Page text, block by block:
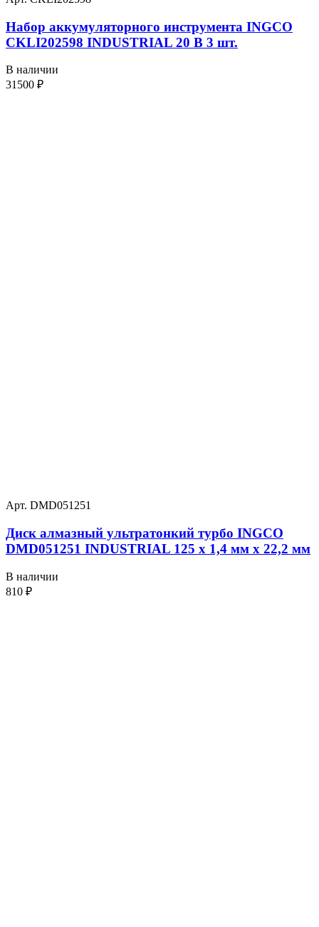
Набор аккумуляторного инструмента INGCO
CKLI202598 INDUSTRIAL 20 В 3 шт.
В наличии
31500 ₽
Арт. DMD051251
Диск алмазный ультратонкий турбо INGCO
DMD051251 INDUSTRIAL 125 х 1,4 мм x 22,2 мм
В наличии
810 ₽